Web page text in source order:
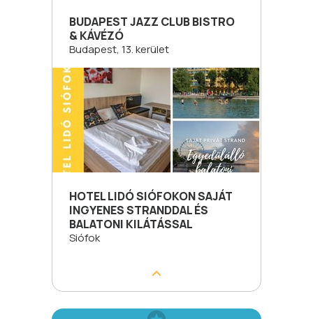
BUDAPEST JAZZ CLUB BISTRO
& KÁVÉZÓ
Budapest, 13. kerület
HOTEL LIDÓ SIÓFOKON SAJÁT
INGYENES STRANDDAL ÉS
BALATONI KILÁTÁSSAL
Siófok